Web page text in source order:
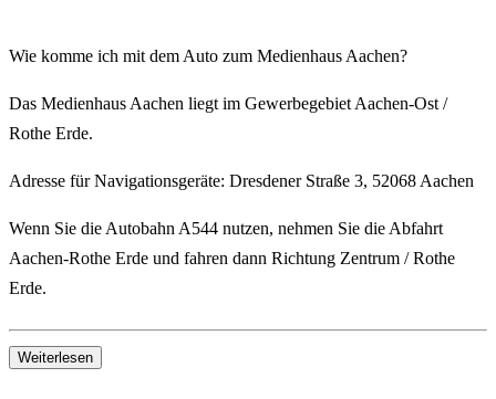
Wie komme ich mit dem Auto zum Medienhaus Aachen?
Das Medienhaus Aachen liegt im Gewerbegebiet Aachen-Ost /
Rothe Erde.
Adresse für Navigationsgeräte: Dresdener Straße 3, 52068 Aachen
Wenn Sie die Autobahn A544 nutzen, nehmen Sie die Abfahrt
Aachen-Rothe Erde und fahren dann Richtung Zentrum / Rothe
Erde.
Wie reise ich mit der Bahn & den öffentlichen Verkehrsmitteln
Weiterlesen